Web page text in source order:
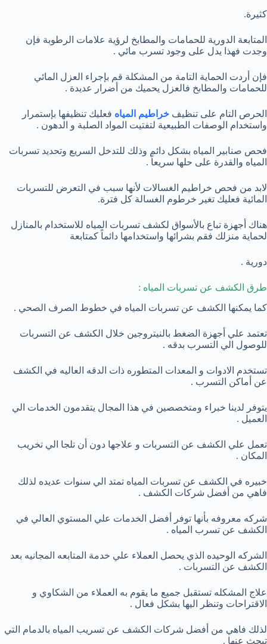
كثيرة.
المتابعة الدورية للحمامات والمطابخ لرؤية علامات الرطوبة فإن
وجدت فهذا يدل على وجود تسرب مائي .
فإن أردت الحماية التامة من المشكلة قم بإجراء العزل المائي
للحمامات والمطابخ فالعزل يحميك من أضرار عديدة .
الحرص التام على تنظيف خراطيم المياه فعليك تنظيفها بإستمرار
واستخدام الوصفات الطبيعية لتفتيت المواد الصلبة و الدهون .
فحص صنابير المياه بشكل دائم وذلك للتدخل السريع وتحديد تسربات
المياه والقدرة على حلها سريعاً .
لابد من فحص خراطيم الغسالات لأنها سبب في التعرض للتسربات
المائية فعليك تغير خرطوم الغسالة كل فترة.
هناك أجهزة تباع بالأسواق لكشف تسربات المياه للاستخدام بالمنازل
لحماية منزلك فقم بشرائها واستخدامها دائماً كمتابعة
دورية .
طرق الكشف عن تسربات المياه :
كما يمكنها الكشف عن تسربات المياه في خطوط الصرف الصحي .
تعتمد علي أجهزة الضغط بالنيتروجين خلال الكشف عن التسربات
للوصول الي التسرب بدقه .
تستخدم الادوات و المعدات المتطوره ذات الدقه العاليه في الكشف
عن أماكن التسرب .
يتوفر لدينا خبراء ومتخصصين في هذا المجال يتقدمون الخدمات الي
العميل .
تعمل علي الكشف عن التسربات و علاجها دون أن تلجا الي تخريب
المكان .
خبيره في الكشف عن تسربات المياه تمتد الي سنوات عديده لذلك
فاهي من أفضل شركات الكشف .
شركه معروفه بأنها توفر أفضل الخدمات علي المستوي العالي في
الكشف عن تسرب المياه .
الشركه الوحيده الذي يحصل العملاء علي خدمة المتابعه المجانيه بعد
الكشف عن التسربات .
علاج المشكله تستقبل جميع ما يقوم به العملاء من الشكاوي و
الاقتراحات وتنظر اليها بشكل فعال .
لذلك فاهي من أفضل شركات الكشف عن تسريب المياه بالدمام التي
تبحث عنها .